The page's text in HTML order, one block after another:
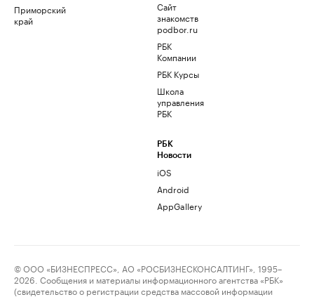
Приморский
край
Сайт
знакомств
podbor.ru
РБК
Компании
РБК Курсы
Школа
управления
РБК
РБК
Новости
iOS
Android
AppGallery
© ООО «БИЗНЕСПРЕСС», АО «РОСБИЗНЕСКОНСАЛТИНГ», 1995–
2026. Сообщения и материалы информационного агентства «РБК»
(свидетельство о регистрации средства массовой информации